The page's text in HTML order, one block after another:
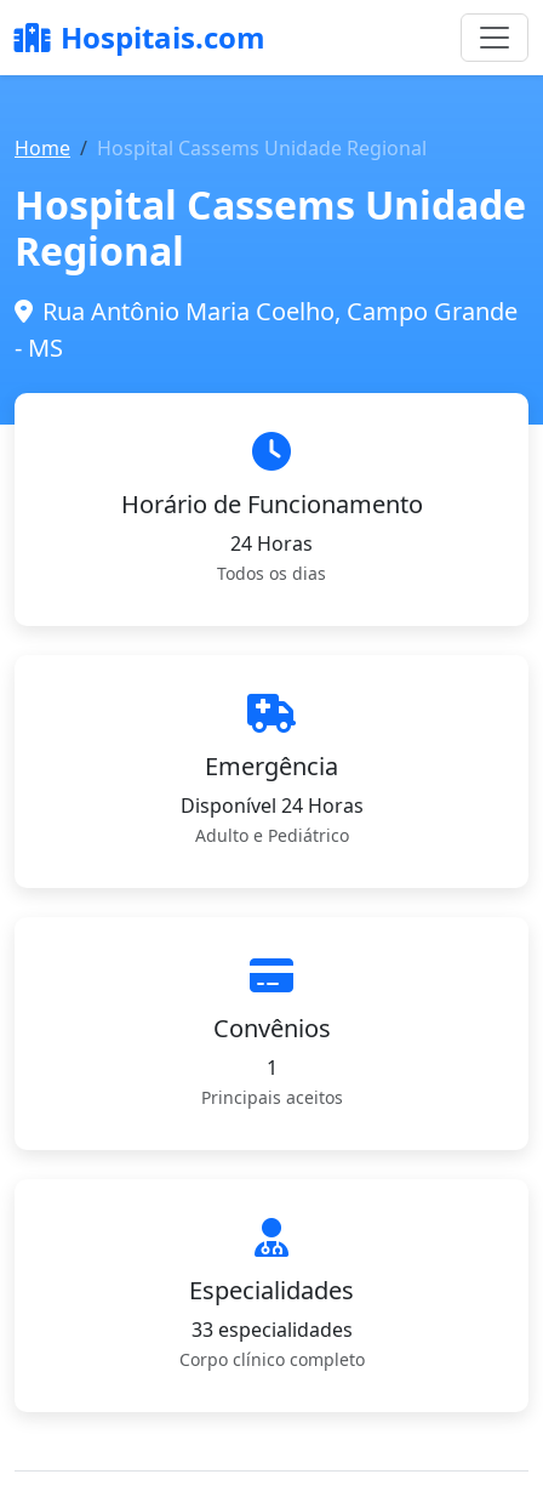
Hospitais.com
Home Hospital Cassems Unidade Regional
Hospital Cassems Unidade
Regional
Rua Antônio Maria Coelho, Campo Grande
- MS
Horário de Funcionamento
24 Horas
Todos os dias
Emergência
Disponível 24 Horas
Adulto e Pediátrico
Convênios
1
Principais aceitos
Especialidades
33 especialidades
Corpo clínico completo